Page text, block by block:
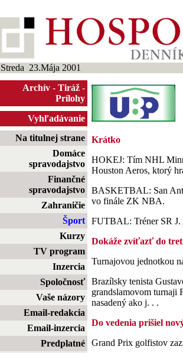
Streda 23.Mája 2001
Archív - Tiráž -
Prílohy
Vyhľadávanie
Na titulnej strane
Domáce
spravodajstvo
Finančné
spravodajstvo
Zahraničie
Šport
Kurzy
TV program
Inzercia
Spoločnosť
Vaše názory
Email-redakcia
Email-inzercia
Predplatné
Krátko
HOKEJ: Tím NHL
Houston Aeros, ktorý
BASKETBAL: San
vo finále ZK NBA.
FUTBAL: Tréner SR J.
Dokáže zvíťazť do
Turnajovou jednotkou
Brazílsky tenista
grandslamovom turnaji
nasadený ako j. . .
Do vedenia prišiel
Grand Prix golfistov